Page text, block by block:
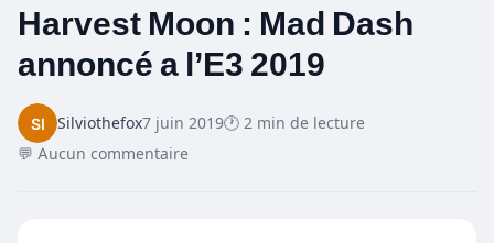
Harvest Moon : Mad Dash
annoncé a l’E3 2019
Silviothefox7 juin 2019🕐 2 min de lecture
💬 Aucun commentaire